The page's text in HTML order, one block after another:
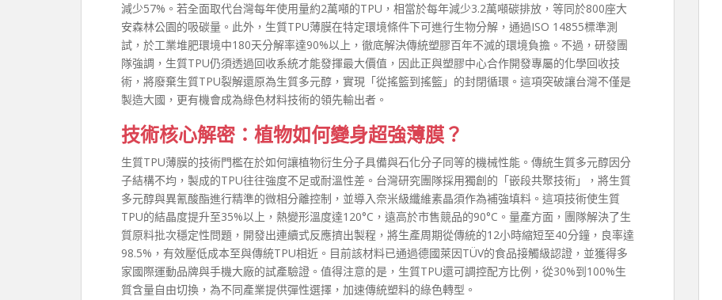
減少57%。若全面取代台灣每年使用量約2萬噸的TPU，相當於每年減少3.2萬噸碳排放，等同於800座大
安森林公園的吸碳量。此外，生質TPU薄膜在特定環境條件下可進行生物分解，通過ISO 14855標準測
試，於工業堆肥環境中180天分解率達90%以上，徹底解決傳統塑膠百年不滅的環境負擔。不過，研發團
隊強調，生質TPU仍須透過回收系統才能發揮最大價值，因此正與塑膠中心合作開發專屬的化學回收技
術，將廢棄生質TPU裂解還原為生質多元醇，實現「從搖籃到搖籃」的封閉循環。這項突破讓台灣不僅是
製造大國，更有機會成為綠色材料技術的領先輸出者。
技術核心解密：植物如何變身超強薄膜？
生質TPU薄膜的技術門檻在於如何讓植物衍生分子具備與石化分子同等的機械性能。傳統生質多元醇因分
子結構不均，製成的TPU往往強度不足或耐溫性差。台灣研究團隊採用獨創的「嵌段共聚技術」，將生質
多元醇與異氰酸酯進行精準的微相分離控制，並導入奈米級纖維素晶須作為補強填料。這項技術使生質
TPU的結晶度提升至35%以上，熱變形溫度達120°C，遠高於市售競品的90°C。量產方面，團隊解決了生
質原料批次穩定性問題，開發出連續式反應擠出製程，將生產周期從傳統的12小時縮短至40分鐘，良率達
98.5%，有效壓低成本至與傳統TPU相近。目前該材料已通過德國萊因TÜV的食品接觸級認證，並獲得多
家國際運動品牌與手機大廠的試產驗證。值得注意的是，生質TPU還可調控配方比例，從30%到100%生
質含量自由切換，為不同產業提供彈性選擇，加速傳統塑料的綠色轉型。